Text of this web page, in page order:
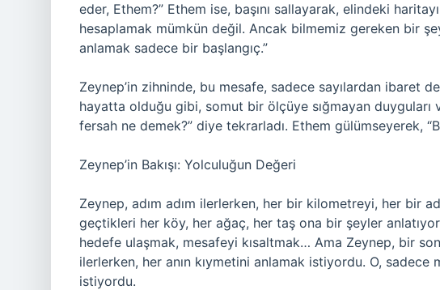
eder, Ethem?” Ethem ise, başını sallayarak, elindeki
hesaplamak mümkün değil. Ancak bilmemiz gereken bir
anlamak sadece bir başlangıç.”
Zeynep’in zihninde, bu mesafe, sadece sayılardan ibaret
hayatta olduğu gibi, somut bir ölçüye sığmayan duyguları
fersah ne demek?” diye tekrarladı. Ethem gülümseyerek,
Zeynep’in Bakışı: Yolculuğun Değeri
Zeynep, adım adım ilerlerken, her bir kilometreyi, her bir
geçtikleri her köy, her ağaç, her taş ona bir şeyler
hedefe ulaşmak, mesafeyi kısaltmak… Ama Zeynep, bir
ilerlerken, her anın kıymetini anlamak istiyordu. O,
istiyordu.